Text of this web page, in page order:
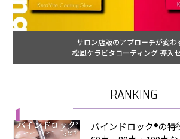
サロン店販のアプローチが変わ
松風ケラビタコーティング 導入
RANKING
1
バインドロック®の特